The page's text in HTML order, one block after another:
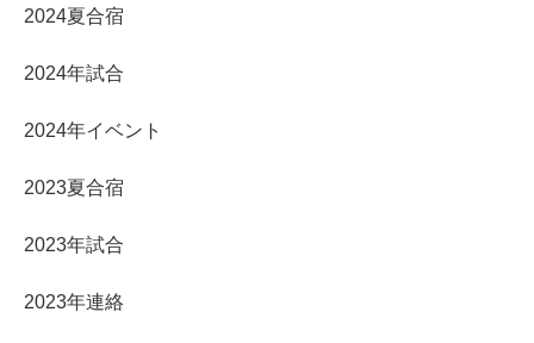
2024夏合宿
2024年試合
2024年イベント
2023夏合宿
2023年試合
2023年連絡